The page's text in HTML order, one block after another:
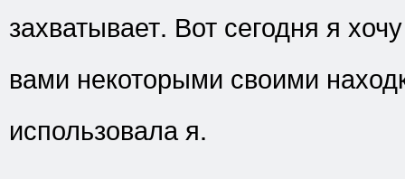
захватывает. Вот сегодня я
вами некоторыми своими
использовала я.